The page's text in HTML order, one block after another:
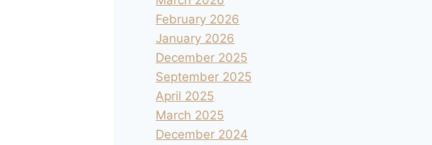
February 2026
January 2026
December 2025
September 2025
April 2025
March 2025
December 2024